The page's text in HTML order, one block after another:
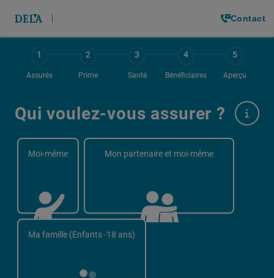
Contact
1
Assurés
2
Prime
3
Santé
4
Bénéficiaires
5
Aperçu
Qui voulez-vous assurer ?
Moi-même Mon partenaire et moi-même
Ma famille (Enfants -18 ans)